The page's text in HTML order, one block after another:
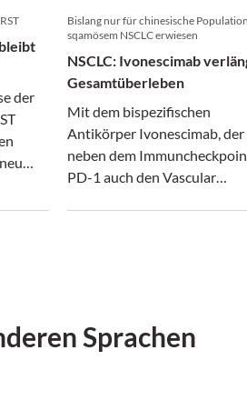
der
Bislang nur für chinesische
sqamösem NSCLC erwiesen
NSCLC: Ivonescimab
Gesamtüberleben
Mit dem bispezifischen
Antikörper Ivonescimab, der
neben dem
PD-1 auch den Vascular
Plattenepithelkarzinom-
Histologie aufgeschlagen
Sprachen